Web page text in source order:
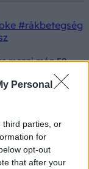
Personal
third parties, or
for
opt-out
that after your
#rákbetegség
menni még 50
- még